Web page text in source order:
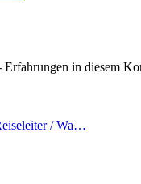
Erfahrungen in diesem
/ Wa…